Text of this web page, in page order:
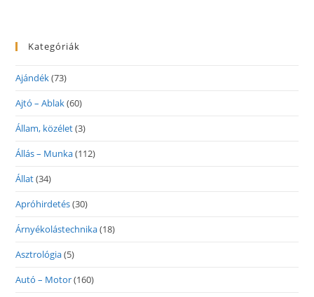
Kategóriák
Ajándék(73)
Ajtó – Ablak(60)
Állam, közélet(3)
Állás – Munka(112)
Állat(34)
Apróhirdetés(30)
Árnyékolástechnika(18)
Asztrológia(5)
Autó – Motor(160)